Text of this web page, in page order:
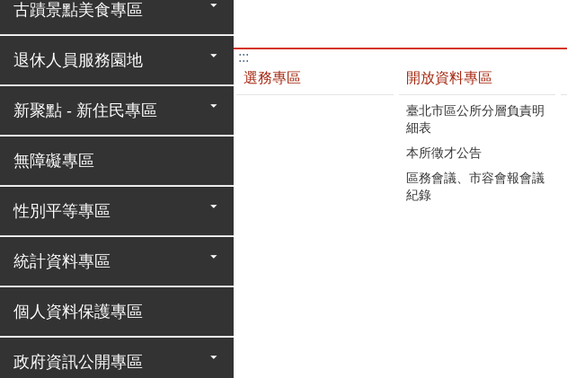
古蹟景點美食專區
退休人員服務園地
新聚點 - 新住民專區
無障礙專區
性別平等專區
統計資料專區
個人資料保護專區
政府資訊公開專區
:::
選務專區
開放資料專區
臺北市區公所分層負責明
細表
本所徵才公告
區務會議、市容會報會議
紀錄